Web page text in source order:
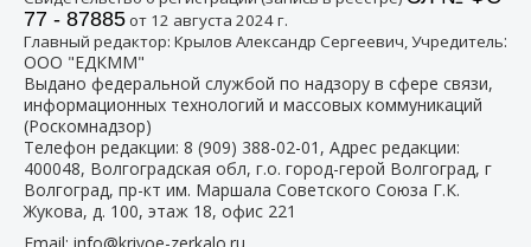
77 - 87885от 12 августа 2024 г.
Главный редактор: Крылов Александр Сергеевич, Учредитель:
ООО "ЕДКММ"
Выдано федеральной службой по надзору в сфере связи,
информационных технологий и массовых коммуникаций
(Роскомнадзор)
Телефон редакции: 8 (909) 388-02-01 , Адрес редакции:
400048, Волгоградская обл, г.о. город-герой Волгоград, г
Волгоград, пр-кт им. Маршала Советского Союза Г.К.
Жукова, д. 100, этаж 18, офис 221